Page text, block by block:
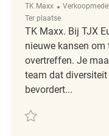
TK Maxx Categorie
Ter plaatse
TK Maxx. Bij TJX
nieuwe kansen om
overtreffen. Je
team dat
bevordert...
Redden Minijobber